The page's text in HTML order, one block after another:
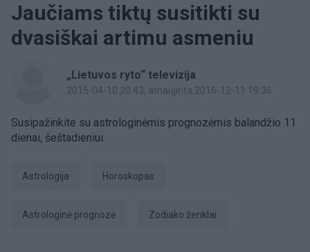
Jaučiams tiktų susitikti su
dvasiškai artimu asmeniu
„Lietuvos ryto“ televizija
2015-04-10 20:43, atnaujinta 2016-12-11 19:36
Susipažinkite su astrologinėmis prognozėmis balandžio 11
dienai, šeštadieniui.
Astrologija Horoskopas
astrologinė prognozė Zodiako ženklai